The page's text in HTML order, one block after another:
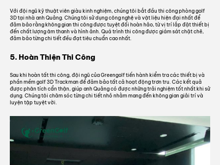
Với đội ngũ kỹ thuật viên giàu kinh nghiệm, chúng tôi bắt đầu thi công phòng golf
3D tại nhà anh Quảng. Chúng tôi sử dụng công nghệ và vật liệu hiện đại nhất để
đảm bảo rằng không gian thi công được tuyệt đối hoàn hảo, từ vị trí lắp đặt thiết bị
đến chất lượng âm thanh và hình ảnh. Quá trình thi công được giám sát chặt chẽ,
đảm bảo từng chi tiết đều đạt tiêu chuẩn cao nhất.
5. Hoàn Thiện Thi Công
Sau khi hoàn tất thi công, đội ngũ của Greengolf tiến hành kiểm tra các thiết bị và
phần mềm golf 3D Trackman để đảm bảo tất cả hoạt động trơn tru. Các kết quả
được phân tích cẩn thận, giúp anh Quảng có được những trải nghiệm tốt nhất khi sử
dụng. Chúng tôi chăm sóc từng chi tiết nhỏ nhằm mang đến không gian giải trí và
luyện tập tuyệt vời.